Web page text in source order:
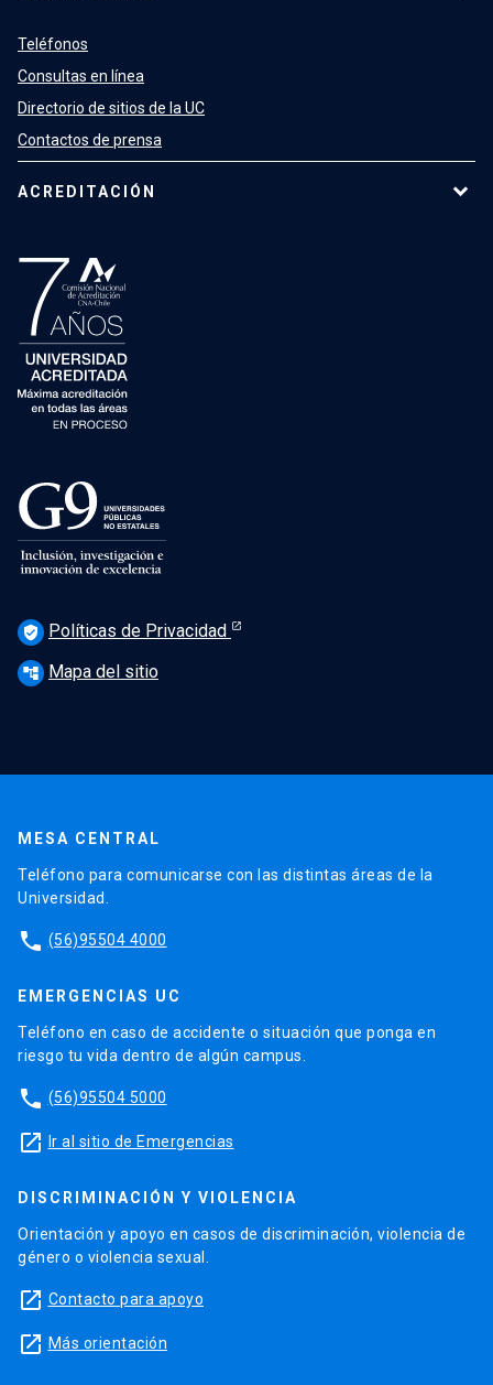
Teléfonos
Consultas en línea
Directorio de sitios de la UC
Contactos de prensa
ACREDITACIÓN
verified_user Políticas de Privacidad
account_tree Mapa del sitio
MESA CENTRAL
Teléfono para comunicarse con las distintas áreas de la
Universidad.
phone (56)95504 4000
EMERGENCIAS UC
Teléfono en caso de accidente o situación que ponga en
riesgo tu vida dentro de algún campus.
phone (56)95504 5000
launch Ir al sitio de Emergencias
DISCRIMINACIÓN Y VIOLENCIA
Orientación y apoyo en casos de discriminación, violencia de
género o violencia sexual.
launch Contacto para apoyo
launch Más orientación